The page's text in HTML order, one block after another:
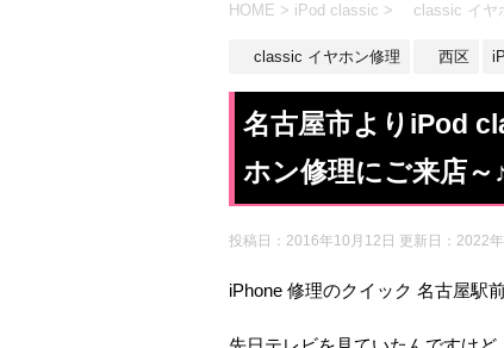
HOME > iPod classic > classic イヤ
classic イヤホン修理 西区
名古屋市よりiPod
ホン修理にご来店
投稿日：2016年10月12日 更新日： 2022
iPhone 修理のクイック 名古屋駅